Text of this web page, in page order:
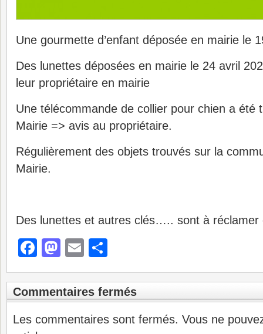
Une gourmette d’enfant déposée en mairie le
Des lunettes déposées en mairie le 24 avril
leur propriétaire en mairie
Une télécommande de collier pour chien a été
Mairie => avis au propriétaire.
Régulièrement des objets trouvés sur la
Mairie.
Des lunettes et autres clés….. sont à réclamer
Facebook
Mastodon
Email
Commentaires fermés
Les commentaires sont fermés. Vous ne